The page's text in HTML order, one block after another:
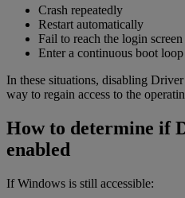
Crash repeatedly
Restart automatically
Fail to reach the login screen
Enter a continuous boot loop
In these situations, disabling
way to regain access to the
How to determine if
enabled
If Windows is still accessible: